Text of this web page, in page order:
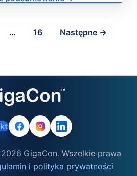
… 16 Następne →
GigaCon. Wszelkie prawa
i polityka prywatności